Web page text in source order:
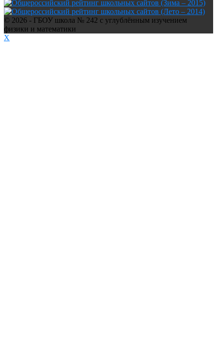
© 2026 - ГБОУ школа № 242 с углублённым изучением
физики и математики
X